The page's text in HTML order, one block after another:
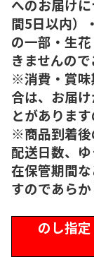
へのお届け
間5日以内）
の一部・生
きませんので
※消費・賞味
合は、お届
とがありま
※商品到着後
配送日数、
在保管期間
すのであらか
のし指定